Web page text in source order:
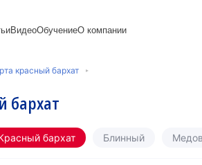
выпечка
Пирожки
Сырники
Вафли
Десерты и сладкая
выпечка
выпечка
и легкие
ВидеоОбучениеО компании
стандарт
красный бархат
бархат
бархат Блинный